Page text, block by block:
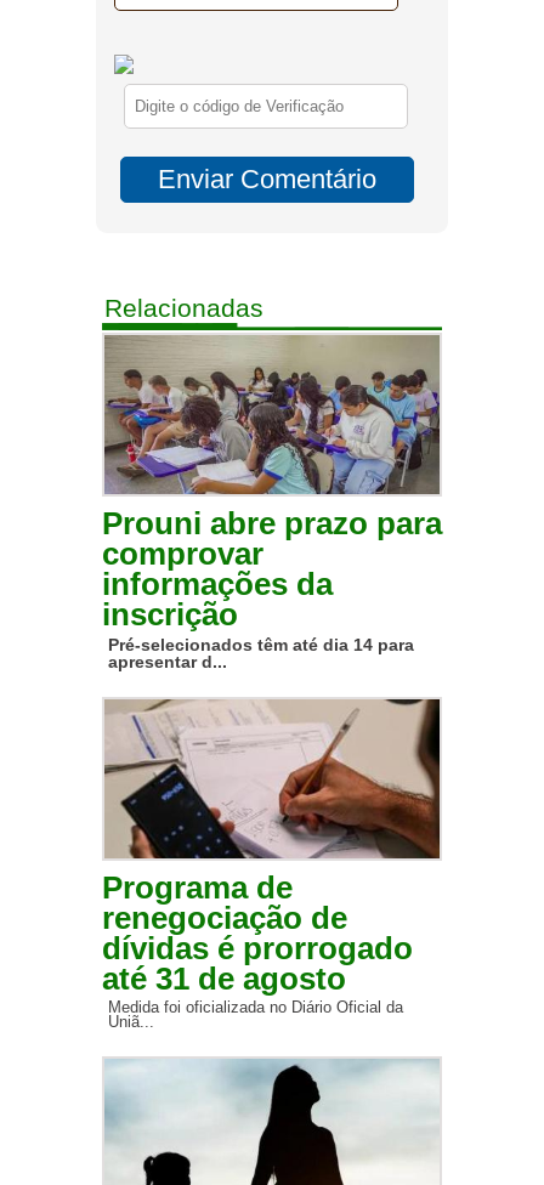
Relacionadas
Prouni abre prazo para
comprovar
informações da
inscrição
Pré-selecionados têm até dia 14 para
apresentar d...
Programa de
renegociação de
dívidas é prorrogado
até 31 de agosto
Medida foi oficializada no Diário Oficial da
Uniã...